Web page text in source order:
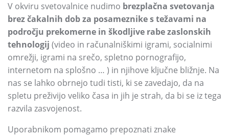
V okviru svetovalnice nudimo brezplačna svetovanja
brez čakalnih dob za posameznike s težavami na
področju prekomerne in škodljive rabe zaslonskih
tehnologij (video in računalniškimi igrami, socialnimi
omrežji, igrami na srečo, spletno pornografijo,
internetom na splošno … ) in njihove ključne bližnje. Na
nas se lahko obrnejo tudi tisti, ki se zavedajo, da na
spletu preživijo veliko časa in jih je strah, da bi se iz tega
razvila zasvojenost.
Uporabnikom pomagamo prepoznati znake